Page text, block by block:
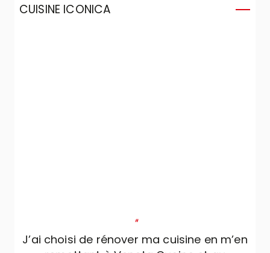
CUISINE ICONICA
"
J’ai choisi de rénover ma cuisine en m’en